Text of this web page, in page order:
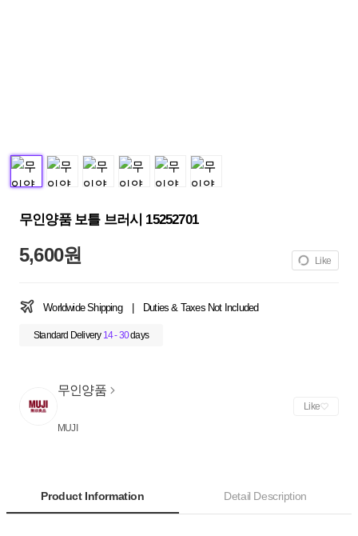
무인양품 보틀 브러시 15252701
5,600원 Like
Worldwide Shipping Duties & Taxes Not Included
Standard Delivery 14 - 30days
무인양품
MUJI
Like
Product Information Detail Description